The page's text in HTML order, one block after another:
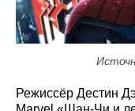
Режиссёр Дестин